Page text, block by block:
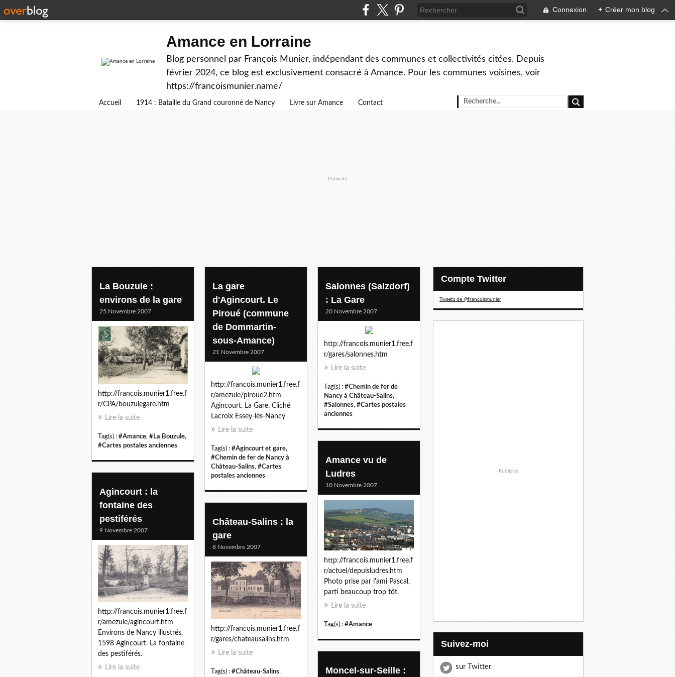
Connexion + Créer mon blog
Amance en Lorraine
Blog personnel par François Munier, indépendant des communes et collectivités citées. Depuis
février 2024, ce blog est exclusivement consacré à Amance. Pour les communes voisines, voir
https://francoismunier.name/
Accueil 1914 : Bataille du Grand couronné de Nancy Livre sur Amance Contact
Publicité
La Bouzule :
environs de la gare
25 Novembre 2007
http://francois.munier1.free.f
r/CPA/bouzulegare.htm
Lire la suite
Tag(s) : #Amance, #La Bouzule,
#Cartes postales anciennes
La gare
d'Agincourt. Le
Piroué (commune
de Dommartin-
sous-Amance)
21 Novembre 2007
http://francois.munier1.free.f
r/amezule/piroue2.htm
Agincourt. La Gare. Cliché
Lacroix Essey-lès-Nancy
Lire la suite
Tag(s) : #Agincourt et gare,
#Chemin de fer de Nancy à
Château-Salins, #Cartes
postales anciennes
Salonnes (Salzdorf)
: La Gare
20 Novembre 2007
http://francois.munier1.free.f
r/gares/salonnes.htm
Lire la suite
Tag(s) : #Chemin de fer de
Nancy à Château-Salins,
#Salonnes, #Cartes postales
anciennes
Amance vu de
Ludres
10 Novembre 2007
http://francois.munier1.free.f
r/actuel/depuisludres.htm
Photo prise par l'ami Pascal,
parti beaucoup trop tôt.
Lire la suite
Tag(s) : #Amance
Agincourt : la
fontaine des
pestiférés
9 Novembre 2007
http://francois.munier1.free.f
r/amezule/agincourt.htm
Environs de Nancy illustrés.
1598 Agincourt. La fontaine
des pestiférés.
Lire la suite
Château-Salins : la
gare
8 Novembre 2007
http://francois.munier1.free.f
r/gares/chateausalins.htm
Lire la suite
Tag(s) : #Château-Salins,
Moncel-sur-Seille :
Compte Twitter
Tweets de @francoismunier
Publicité
Suivez-moi
sur Twitter